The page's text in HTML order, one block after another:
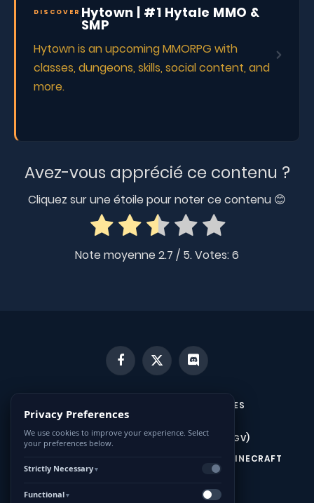
DISCOVER Hytown | #1 Hytale MMO &
SMP
Hytown is an upcoming MMORPG with
classes, dungeons, skills, social content, and
more.
Avez-vous apprécié ce contenu ?
Cliquez sur une étoile pour noter ce contenu 😊
Note moyenne 2.7 / 5. Votes:6
Facebook
X
(Twitter)
Discord
MENTIONS LÉGALES ET CONDITIONS GÉNÉRALES
D’UTILISATION (CGU)
CONDITIONS GÉNÉRALES DE VENTE (CGV)
HÉBERGEUR SERVEUR MINECRAFT
POLITIQUE DE COOKIES (UE)
Privacy Preferences
We use cookies to improve your experience. Select
your preferences below.
Strictly Necessary▼
Functional▼